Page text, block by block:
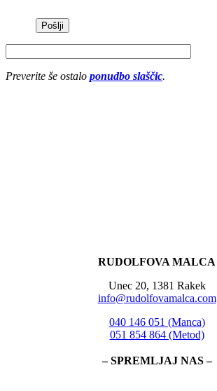
Preverite še ostalo ponudbo slaščic.
RUDOLFOVA MALCA
Unec 20, 1381 Rakek
info@rudolfovamalca.com
040 146 051 (Manca)
051 854 864 (Metod)
– SPREMLJAJ NAS –